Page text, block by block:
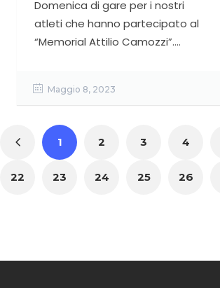
Domenica di gare per i nostri
atleti che hanno partecipato al
“Memorial Attilio Camozzi”....
Maggio 8, 2023
1 2 3 4
22 23 24 25 26